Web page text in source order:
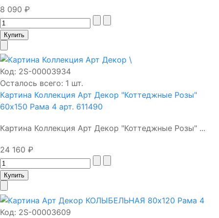
8 090 ₽
Код: 2S-00003934
Осталось всего: 1 шт.
Картина Коллекция Арт Декор "Коттеджные Розы"
60х150 Рама 4 арт. 611490
Картина Коллекция Арт Декор "Коттеджные Розы" ...
24 160 ₽
Код: 2S-00003609